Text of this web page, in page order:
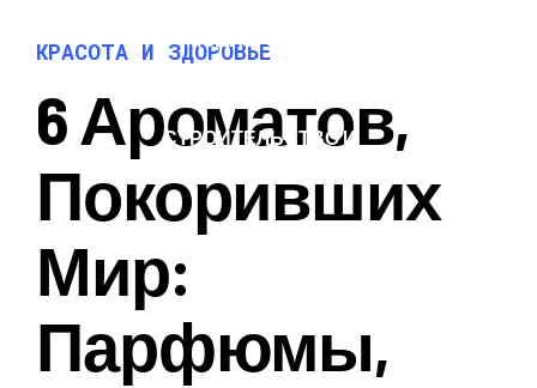
МОДА И СТИЛЬ
СТРОИТЕЛЬСТВО И
КРАСОТА И ЗДОРОВЬЕ
6 Ароматов,
Покоривших
Мир:
Парфюмы,